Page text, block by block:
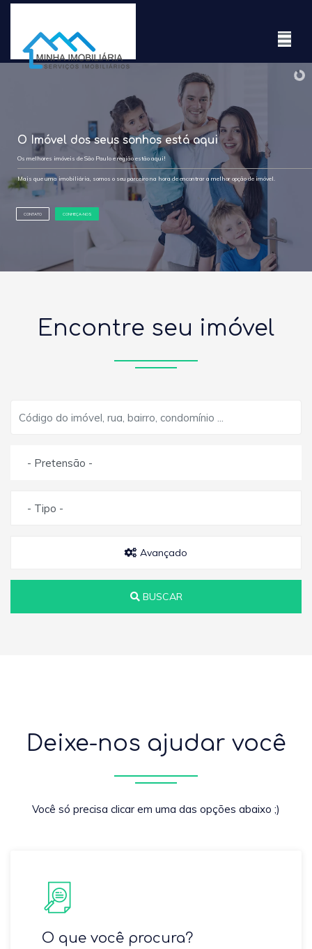
O Imóvel dos seus sonhos está aqui
Os melhores imóveis de São Paulo e região estão aqui!
Mais que uma imobiliária, somos o seu parceiro na hora de encontrar a melhor opção de imóvel.
CONTATO CONHEÇA-NOS
Encontre seu imóvel
- Pretensão -
- Tipo -
Avançado
BUSCAR
Deixe-nos ajudar você
Você só precisa clicar em uma das opções abaixo ;)
O que você procura?